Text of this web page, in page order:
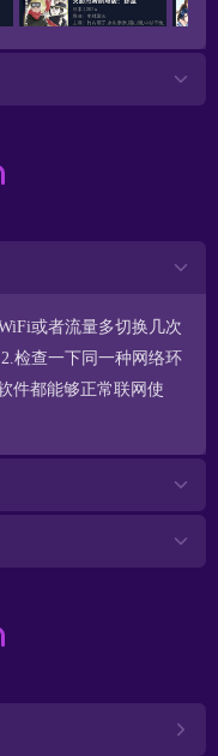
或者流量多切换几次
检查一下同一种网络环
件都能够正常联网使